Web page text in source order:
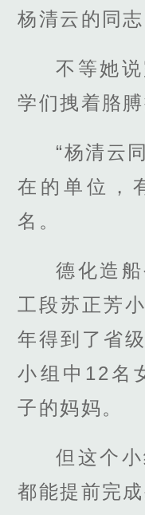
杨清云的同
不等她
学们拽着胳膊
“杨清云
在的单位，
名。
德化造
工段苏正芳
年得到了省
小组中12名
子的妈妈。
但这个
都能提前完成